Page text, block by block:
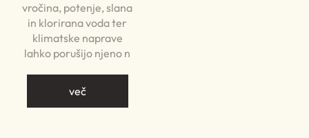
vročina, potenje, slana
in klorirana voda ter
klimatske naprave
lahko porušijo njeno n
več